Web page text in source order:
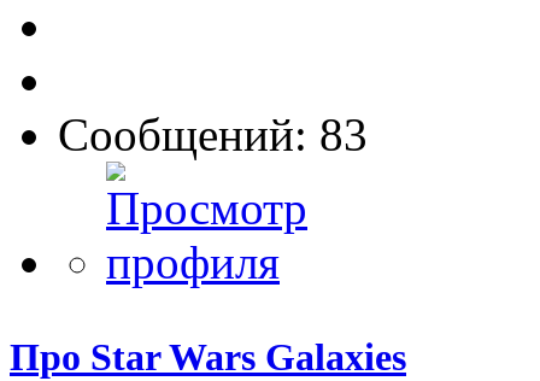
Сообщений: 83
Про Star Wars Galaxies